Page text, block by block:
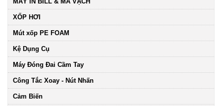
XỐP HƠI
Mút xốp PE FOAM
Kệ Dụng Cụ
Máy Đóng Đai Cầm Tay
Công Tắc Xoay - Nút Nhấn
Cảm Biến